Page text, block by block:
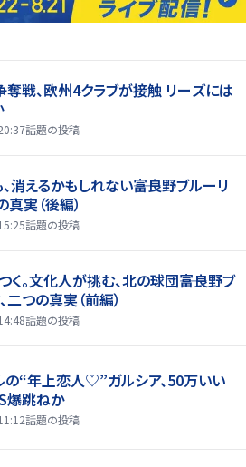
戦、欧州4クラブが接触 リーズには
話題の投稿
消えるかもしれない――富良野ブルーリ
真実（後編）
話題の投稿
く。文化人が挑む、北の球団――富良野ブ
二つの真実（前編）
話題の投稿
の“年上恋人♡”ガルシア、50万いい
爆跳ねか
話題の投稿